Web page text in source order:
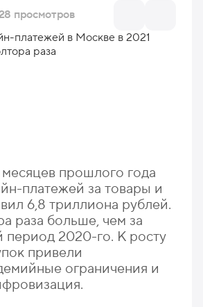
8 просмотров
месяцев прошлого года
платежей за товары и
6,8 триллиона рублей.
раза больше, чем за
период 2020-го. К росту
привели
ограничения и